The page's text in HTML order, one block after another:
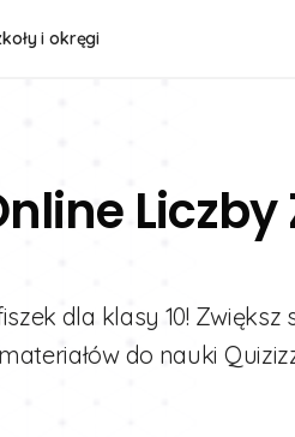
i okręgi
Liczby
dla klasy 10! Zwiększ
do nauki